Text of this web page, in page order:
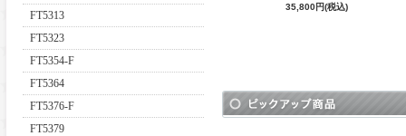
FT5313
FT5323
FT5354-F
FT5364
FT5376-F
FT5379
35,800円(税込)